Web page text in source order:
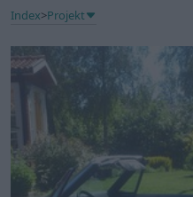
Index>Projekt